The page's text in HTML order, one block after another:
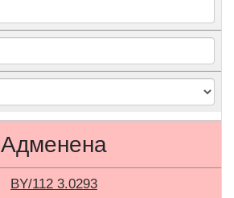
Адменена
BY/112 3.0293